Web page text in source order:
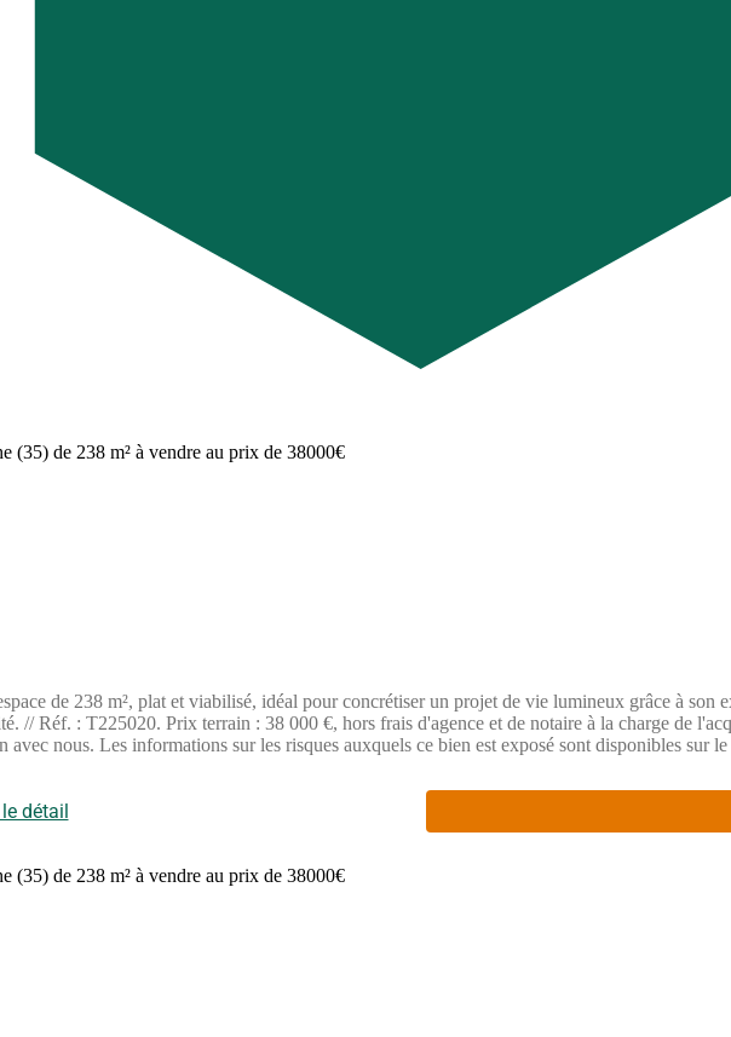
de 238 m², plat et viabilisé, idéal pour concrétiser un projet de vie lumineux grâce à son
// Réf. : T225020. Prix terrain : 38 000 €, hors frais d'agence et de notaire à la charge de
nous. Les informations sur les risques auxquels ce bien est exposé sont disponibles sur
détail